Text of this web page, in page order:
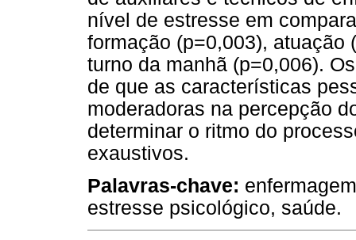
nível de estresse em
formação (p=0,003), atuação
turno da manhã (p=0,006).
de que as características
moderadoras na percepção
determinar o ritmo do
exaustivos.
Palavras-chave:
estresse psicológico, saúde.